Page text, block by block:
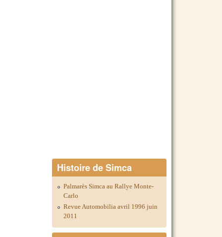
Histoire de Simca
Palmarès Simca au Rallye Monte-
Carlo
Revue Automobilia avril 1996 juin
2011